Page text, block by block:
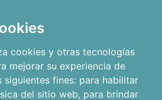
cookies y otras tecnologías
mejorar su experiencia de
siguientes fines: para habilitar
del sitio web, para brindar